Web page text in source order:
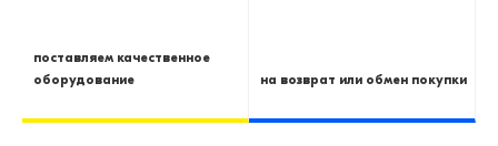
поставляем качественное
оборудование
на возврат или обмен покупки